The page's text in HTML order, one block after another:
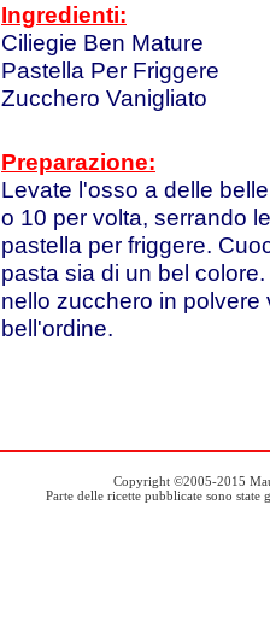
Ingredienti:
Ciliegie Ben Mature
Pastella Per Friggere
Zucchero Vanigliato
Preparazione:
Levate l'osso a delle
o 10 per volta, serrando
pastella per friggere.
pasta sia di un bel
nello zucchero in polvere
bell'ordine.
Copyright ©2005-2015
Parte delle ricette pubblicate sono state